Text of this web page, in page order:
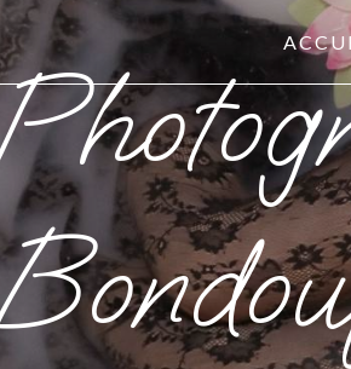
anniversaire
des cookies